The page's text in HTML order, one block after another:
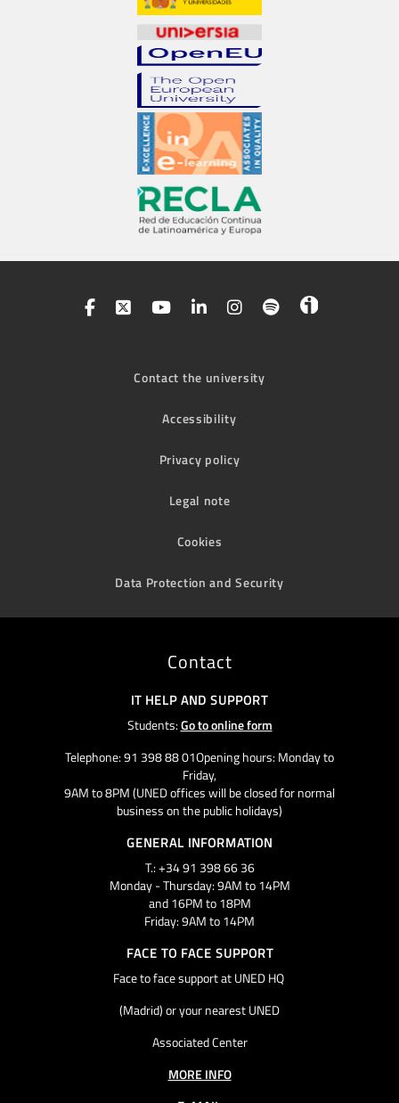
Contact the university
Accessibility
Privacy policy
Legal note
Cookies
Data Protection and Security
Contact
IT HELP AND SUPPORT
Students:Go to online form
Telephone: 91 398 88 01Opening hours: Monday to
Friday,
9AM to 8PM (UNED offices will be closed for normal
business on the public holidays)
GENERAL INFORMATION
T.: +34 91 398 66 36
Monday - Thursday: 9AM to 14PM
and 16PM to 18PM
Friday: 9AM to 14PM
FACE TO FACE SUPPORT
Face to face support at UNED HQ
(Madrid) or your nearest UNED
Associated Center
MORE INFO